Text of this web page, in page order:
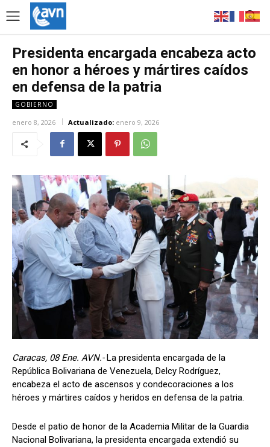
Presidenta encargada encabeza acto
en honor a héroes y mártires caídos
en defensa de la patria
GOBIERNO
enero 8, 2026 Actualizado: enero 9, 2026
Caracas, 08 Ene. AVN.-La presidenta encargada de la
República Bolivariana de Venezuela, Delcy Rodríguez,
encabeza el acto de ascensos y condecoraciones a los
héroes y mártires caídos y heridos en defensa de la patria.
Desde el patio de honor de la Academia Militar de la Guardia
Nacional Bolivariana, la presidenta encargada extendió su